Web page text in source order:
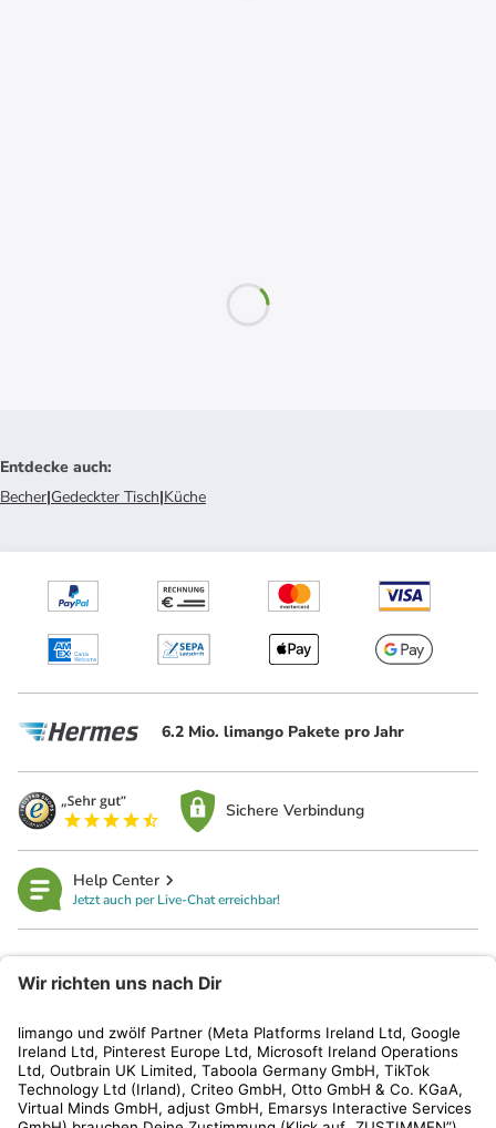
Entdecke auch:
Becher|Gedeckter Tisch|Küche
6.2 Mio. limango Pakete pro Jahr
Sichere Verbindung
Help Center
Jetzt auch per Live-Chat erreichbar!
Kundenservice
Shop